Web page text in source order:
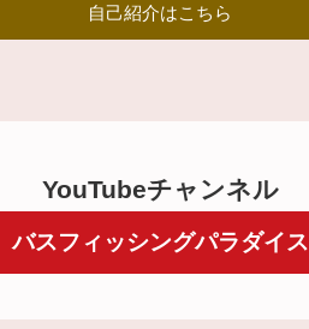
自己紹介はこちら
YouTubeチャンネル
バスフィッシングパラダイス